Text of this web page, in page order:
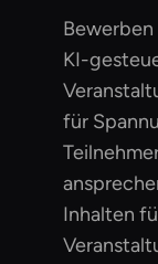
KI-
für
Inhalten